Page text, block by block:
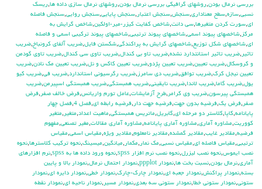
بررسي نرمال بودن,روشهاي گرافيكي بررسي نرمال بودن,روشهاي نرمال سازي داده ها,ريسك
نسبي,سازه,سطح معناداري,سنجش,سنجش اعتبار ,سنجش پايايي,سنجش روايي,سنجش فاصله
اي,سورت كردن متغيرها,سي دانت,شاخص كفايت كيزر-مير-اولكين,شاخص گرايش به
مركز ,شاخصهاي پيوند اسمي,شاخصهاي پيوند ترتيبي,شاخصهاي پيوند تركيبي اسمي و فاصله
اي,شاخصهاي شكل توزيع,شاخصهاي گرايش به پراكندگي,شكستن فايل,ضريب آلفاي کرونباخ,ضريب
تاثير ,ضريب تاثير استانتدارد نشده,ضريب تاو بي كندال,ضريب تاوي سي كندال,ضريب تاوي گودمن
و كروسكال,ضريب تعيين,ضريب تعيين پژدو,ضريب تعيين كاكس و نل,ضريب تعيين مك نادن,ضريب
تعيين نيجل كرك,ضريب توافق,ضريب دي سامرز ,ضريب رگرسيوني استاندارد,ضريب في,ضريب كيو
يول,ضريب گاما,ضريب لاندا,ضريب نايقيني,ضريب همبستگي,ضريب همبستگي اسپيرمن,ضريب
همبستگي پيرسون,ضريب وي كرامر ,طرح آزمايشات,عامل تورم واريانس,فرض خالف صفر ,فرض
صفر ,فرض يك,فرضيه بدون جهت,فرضيه جهت دار ,فرضيه رابطه اي,فصل 4 ,فصل چهار
پايانامه,كاپا,كلاستر دو مرحله اي,گابريل,ماتريس همبستگي,ماهيت اعداد,متغير ,متغير
كووريت,مشاوره آماري,مشاوره آماري پايانامه,مشاوره آماري مقالات,مغير تصنعي,مفهوم
فرضيه,مقادير غايب,مقادير گمشده,مقادير نامعلوم,مقادير ويژه,مقياس اسمي,مقياس
ترتيبي,مقياس فاصله اي,مقياس نسبي,مك نمار ,مكمار ,ميانگين,ميسينگ,نحوه تركيب كلاسترها,نحوه
نصب ايموس,نحوه نصب ليزرل,نحوه نصب نرم افزار spss ,نحوه ورود داده ها به spss ,نرم افزارهاي
آماري,نرمال بودن,نسبت بخت ها,نمودار ppplot ,نمودار احتمال نرمال,نمودار بالا و پايين
بسته,نمودار پراكنش,نمودار جعبه اي,نمودار چارك-چارك,نمودار خطي,نمودار دايره اي,نمودار
ستوني,نمودار ستوني خطا,نمودار ستوني سه بعدي,نمودار مسير ,نمودار ناحيه اي,نمودار نقطه